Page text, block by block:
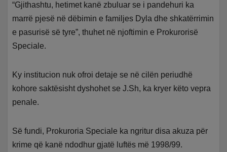
“Gjithashtu, hetimet kanë zbuluar se i pandehuri ka
marrë pjesë në dëbimin e familjes Dyla dhe shkatërrimin
e pasurisë së tyre”, thuhet në njoftimin e Prokurorisë
Speciale.
Ky institucion nuk ofroi detaje se në cilën periudhë
kohore saktësisht dyshohet se J.Sh, ka kryer këto vepra
penale.
Së fundi, Prokuroria Speciale ka ngritur disa akuza për
krime që kanë ndodhur gjatë luftës më 1998/99.